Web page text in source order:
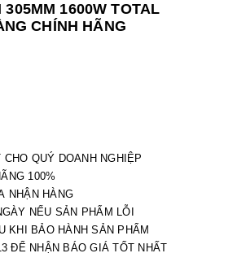
305MM 1600W TOTAL
CHÍNH HÃNG
QUÝ DOANH NGHIỆP
100%
NHẬN HÀNG
NẾU SẢN PHẨM LỖI
KHI BẢO HÀNH SẢN PHẨM
ĐỂ NHẬN BÁO GIÁ TỐT NHẤT